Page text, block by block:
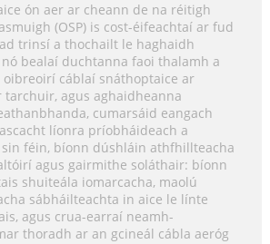
ón aer ar cheann de na réitigh
(OSP) is cost-éifeachtaí ar fud
trinsí a thochailt le haghaidh
bealaí duchtanna faoi thalamh a
cáblaí snáthoptaice ar
agus aghaidheanna
cumarsáid eangach
líonra príobháideach a
féin, bíonn dúshláin athfhillteacha
agus gairmithe soláthair: bíonn
shuiteála iomarcacha, maolú
sábháilteachta in aice le línte
agus crua-earraí neamh-
thoradh ar an gcineál cábla aeróg